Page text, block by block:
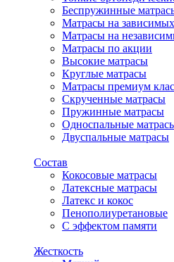
Беспружинные
Матрасы на
Матрасы на
Матрасы по акции
Высокие матрасы
Круглые матрасы
Матрасы премиум
Скрученные матрасы
Пружинные матрасы
Односпальные
Двуспальные матрасы
Состав
Кокосовые матрасы
Латексные матрасы
Латекс и кокос
Пенополиуретановые
С эффектом памяти
Жесткость